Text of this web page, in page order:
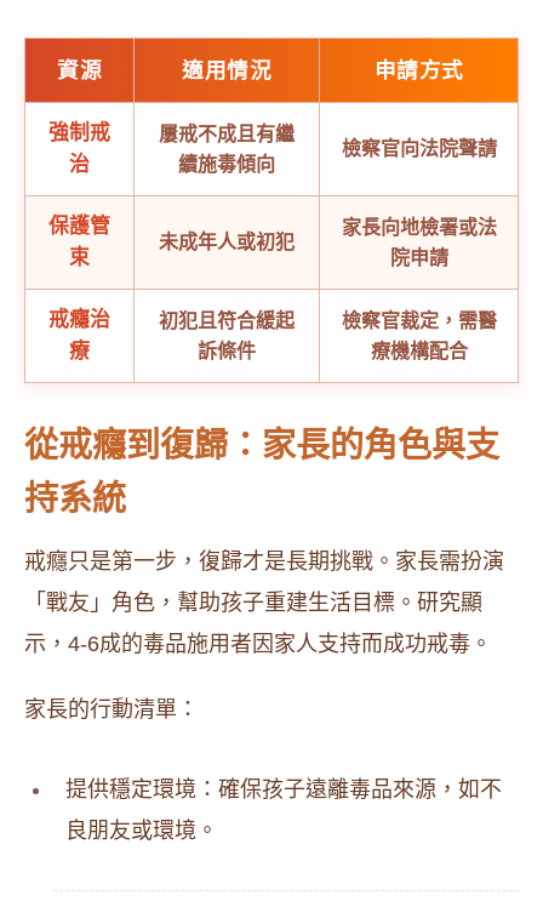
資源 適用情況 申請方式
強制戒
治
屢戒不成且有繼
續施毒傾向
檢察官向法院聲請
保護管
束
未成年人或初犯
家長向地檢署或法
院申請
戒癮治
療
初犯且符合緩起
訴條件
檢察官裁定，需醫
療機構配合
從戒癮到復歸：家長的角色與支
持系統
戒癮只是第一步，復歸才是長期挑戰。家長需扮演
「戰友」角色，幫助孩子重建生活目標。研究顯
示，4-6成的毒品施用者因家人支持而成功戒毒。
家長的行動清單：
提供穩定環境：確保孩子遠離毒品來源，如不
良朋友或環境。